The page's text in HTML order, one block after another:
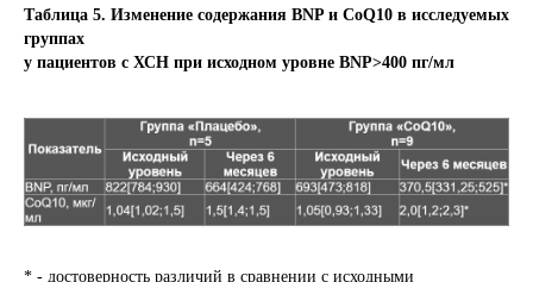
Таблица 5. Изменение содержания BNP и CoQ10 в исследуемых
группах
у пациентов с ХСН при исходном уровне BNP>400 пг/мл
* - достоверность различий в сравнении с исходными